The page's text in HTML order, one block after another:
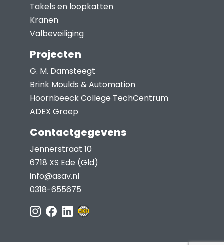
Takels en loopkatten
Kranen
Valbeveiliging
Projecten
G. M. Damsteegt
Brink Moulds & Automation
Hoornbeeck College TechCentrum
ADEX Groep
Contactgegevens
Jennerstraat 10
6718 XS Ede (Gld)
info@asav.nl
0318-655675